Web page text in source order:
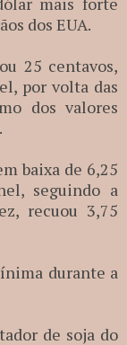
dos EUA.
25 centavos,
por volta das
dos valores
baixa de 6,25
seguindo a
recuou 3,75
durante a
de soja do